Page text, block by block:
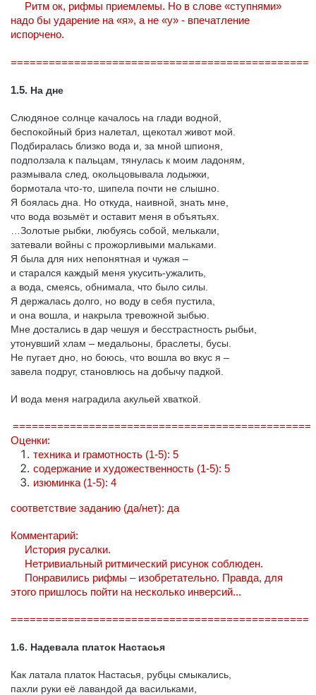
Ритм ок, рифмы приемлемы. Но в слове «ступнями»
надо бы ударение на «я», а не «у» - впечатление
испорчено.
===============================================
1.5. На дне
Слюдяное солнце качалось на глади водной,
беспокойный бриз налетал, щекотал живот мой.
Подбиралась близко вода и, за мной шпионя,
подползала к пальцам, тянулась к моим ладоням,
размывала след, окольцовывала лодыжки,
бормотала что-то, шипела почти не слышно.
Я боялась дна. Но откуда, наивной, знать мне,
что вода возьмёт и оставит меня в объятьях.
…Золотые рыбки, любуясь собой, мелькали,
затевали войны с прожорливыми мальками.
Я была для них непонятная и чужая –
и старался каждый меня укусить-ужалить,
а вода, смеясь, обнимала, что было силы.
Я держалась долго, но воду в себя пустила,
и она вошла, и накрыла тревожной зыбью.
Мне достались в дар чешуя и бесстрастность рыбьи,
утонувший хлам – медальоны, браслеты, бусы.
Не пугает дно, но боюсь, что вошла во вкус я –
завела подруг, становлюсь на добычу падкой.
И вода меня наградила акульей хваткой.
===============================================
Оценки:
техника и грамотность (1-5): 5
содержание и художественность (1-5): 5
изюминка (1-5): 4
соответствие заданию (да/нет): да
Комментарий:
История русалки.
Нетривиальный ритмический рисунок соблюден.
Понравились рифмы – изобретательно. Правда, для
этого пришлось пойти на несколько инверсий...
===============================================
1.6. Надевала платок Настасья
Как латала платок Настасья, рубцы смыкались,
пахли руки её лавандой да васильками,